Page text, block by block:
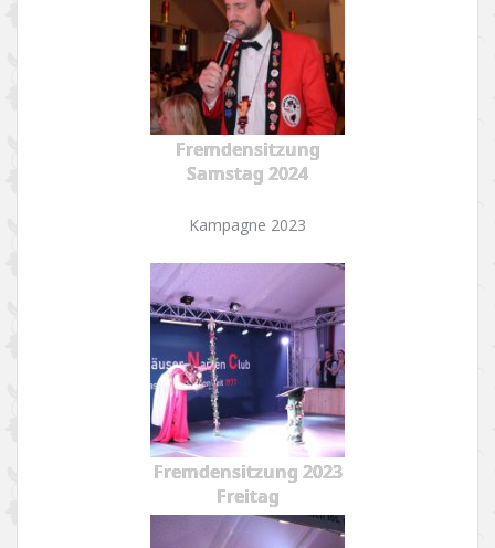
Fremdensitzung
Samstag 2024
Kampagne 2023
Fremdensitzung 2023
Freitag